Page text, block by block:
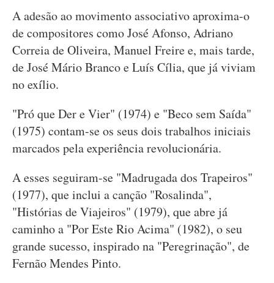
A adesão ao movimento associativo aproxima-o
de compositores como José Afonso, Adriano
Correia de Oliveira, Manuel Freire e, mais tarde,
de José Mário Branco e Luís Cília, que já viviam
no exílio.
"Pró que Der e Vier" (1974) e "Beco sem Saída"
(1975) contam-se os seus dois trabalhos iniciais
marcados pela experiência revolucionária.
A esses seguiram-se "Madrugada dos Trapeiros"
(1977), que inclui a canção "Rosalinda",
"Histórias de Viajeiros" (1979), que abre já
caminho a "Por Este Rio Acima" (1982), o seu
grande sucesso, inspirado na "Peregrinação", de
Fernão Mendes Pinto.